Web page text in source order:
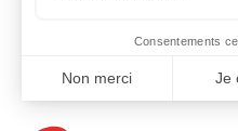
Maison du Terroir
1233 Bernex